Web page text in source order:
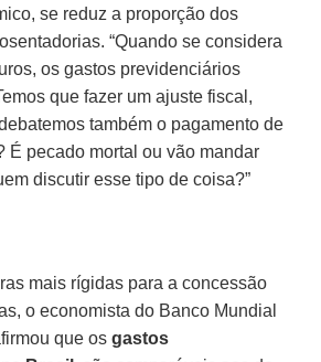
se reduz a proporção dos
“Quando se considera
os gastos previdenciários
que fazer um ajuste fiscal,
também o pagamento de
É pecado mortal ou vão mandar
discutir esse tipo de coisa?”
mais rígidas para a concessão
o economista do Banco Mundial
que osgastos